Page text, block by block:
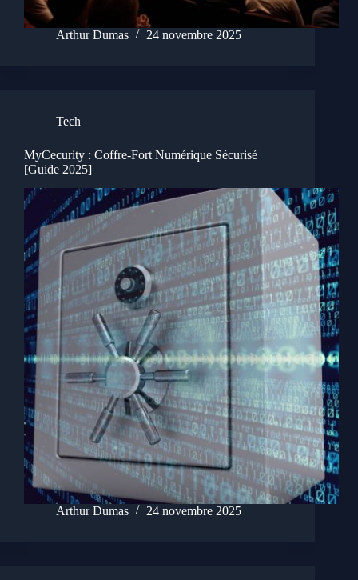
Arthur Dumas 24 novembre 2025
Tech
MyCecurity : Coffre-Fort Numérique Sécurisé
[Guide 2025]
Arthur Dumas 24 novembre 2025